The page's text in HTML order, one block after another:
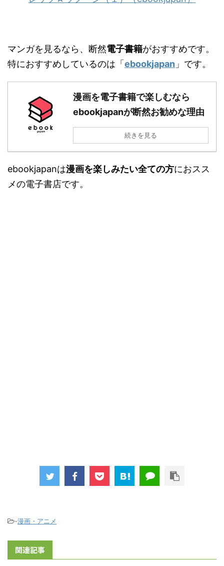
マンガを見るなら、断然電子書籍がおすすめです。
特におすすめしているのは「 ebookjapan 」です。
漫画を電子書籍で楽しむなら
ebookjapanが断然お勧めな理由
続きを見る
ebookjapanは漫画を楽しみたい全ての方におスス
メの電子書店です。
-漫画・アニメ
関連記事